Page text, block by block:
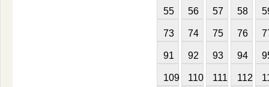
55 56 57 58
73 74 75 76
91 92 93 94
109 110 111 112